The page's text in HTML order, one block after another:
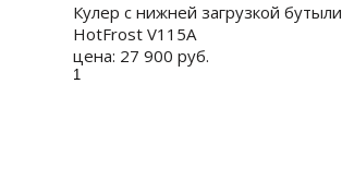
Кулер с нижней загрузкой бутыли
HotFrost V115A
цена: 27 900 руб.